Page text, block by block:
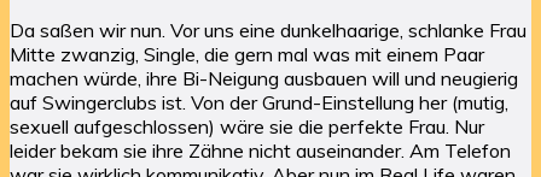
Da saßen wir nun. Vor uns eine dunkelhaarige, schlanke Frau
Mitte zwanzig, Single, die gern mal was mit einem Paar
machen würde, ihre Bi-Neigung ausbauen will und neugierig
auf Swingerclubs ist. Von der Grund-Einstellung her (mutig,
sexuell aufgeschlossen) wäre sie die perfekte Frau. Nur
leider bekam sie ihre Zähne nicht auseinander. Am Telefon